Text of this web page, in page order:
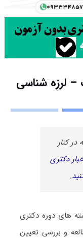
لرزه شناسی
در کنار
دکتری
های دوره دکتری
و بررسی تعیین